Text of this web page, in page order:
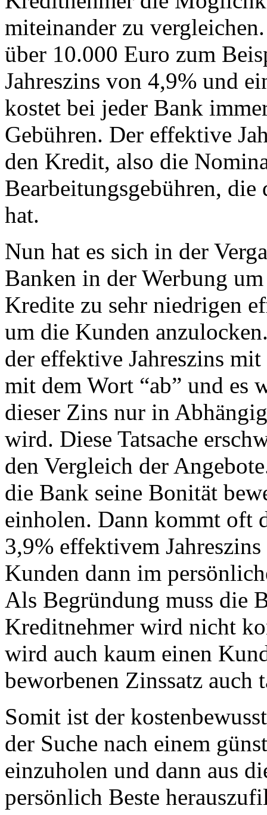
miteinander zu
über 10.000 Euro zum
Jahreszins von 4,9% und
kostet bei jeder Bank
Gebühren. Der effektive
den Kredit, also die
Bearbeitungsgebühren,
hat.
Nun hat es sich in der
Banken in der Werbung
Kredite zu sehr niedrigen
um die Kunden
der effektive Jahreszins
mit dem Wort “ab” und es
dieser Zins nur in
wird. Diese Tatsache
den Vergleich der
die Bank seine Bonität
einholen. Dann kommt oft
3,9% effektivem
Kunden dann im
Als Begründung muss die
Kreditnehmer wird nicht
wird auch kaum einen
beworbenen Zinssatz auch
Somit ist der
der Suche nach einem
einzuholen und dann aus
persönlich Beste